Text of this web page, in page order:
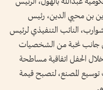
بن محيي الدين، رئيس
النائب التنفيذي لرئيس
جانب نخبة من الشخصيات
الحفل اتفاقية مساطحة
المصنع، لتصبح قيمة